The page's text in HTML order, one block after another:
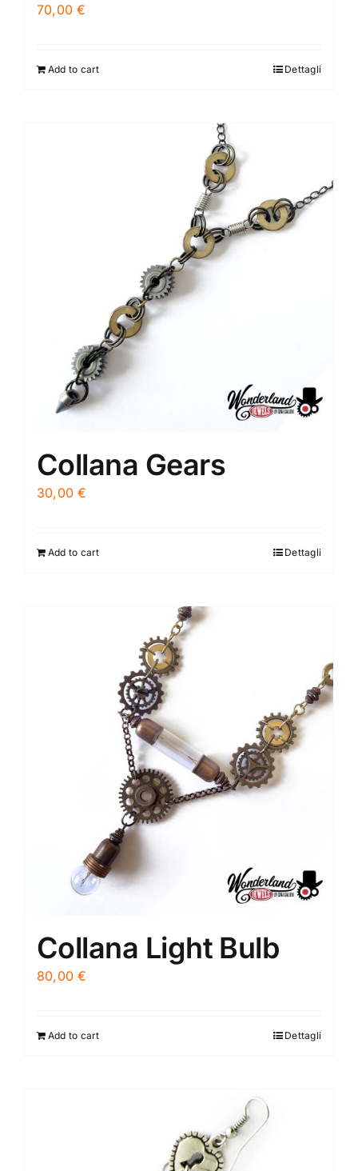
70,00€
Add to cart Dettagli
Collana Gears
30,00€
Add to cart Dettagli
Collana Light Bulb
80,00€
Add to cart Dettagli